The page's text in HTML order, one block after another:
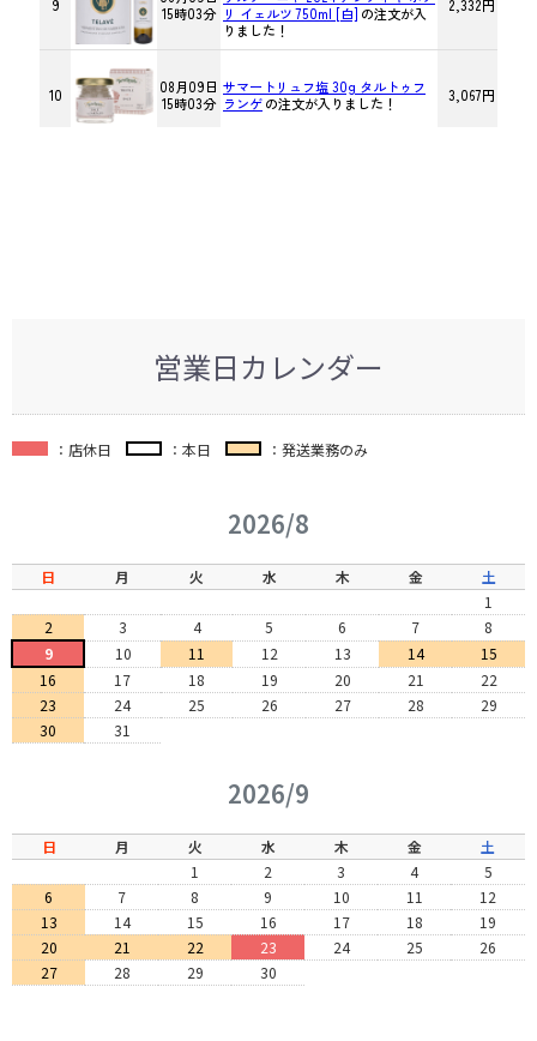
営業日カレンダー
：店休日 ：本日 ：発送業務のみ
2026/8
日 月 火 水 木 金
土
1
2
3 4 5 6 7
8
9
10 11 12 13 14
15
16
17 18 19 20 21
22
23
24 25 26 27 28
29
30
31
2026/9
日 月 火 水 木 金
土
1
2 3 4
5
6
7 8 9 10 11
12
13
14 15 16 17 18
19
20
21 22 23 24 25
26
27
28 29 30